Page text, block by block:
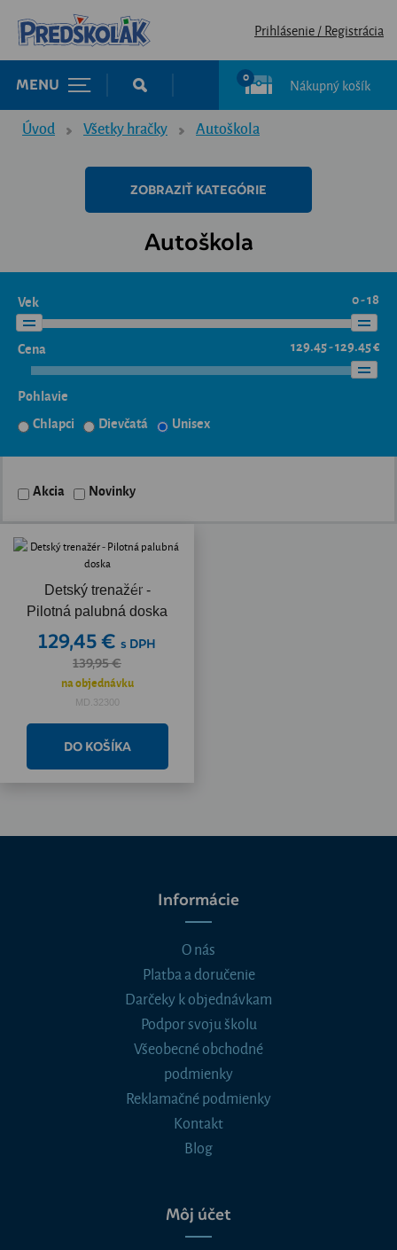
Prihlásenie / Registrácia
MENU 0 Nákupný košík
Úvod Všetky hračky Autoškola
ZOBRAZIŤ KATEGÓRIE
Autoškola
Vek 0 - 18
Cena 129.45 - 129.45 €
Pohlavie
Chlapci
Dievčatá Unisex
Akcia Novinky
Detský trenažér -
Pilotná palubná doska
Akcia
129,45 € s DPH
139,95 €
na objednávku
MD.32300
Informácie
O nás
Platba a doručenie
Darčeky k objednávkam
Podpor svoju školu
Všeobecné obchodné
podmienky
Reklamačné podmienky
Kontakt
Blog
Môj účet